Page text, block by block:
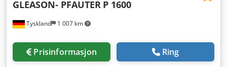
Tyskland 1 007 km
GLEASON- PFAUTER P 1600
Prisinformasjon Ring